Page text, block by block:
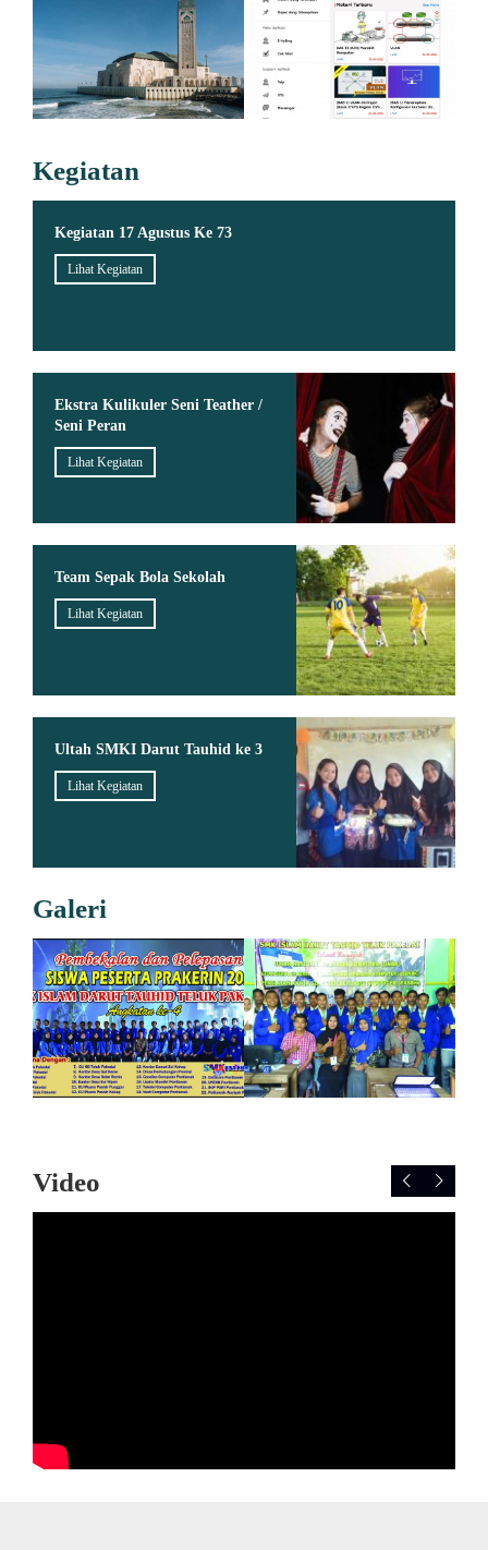
Kegiatan
Kegiatan 17 Agustus Ke 73
Lihat Kegiatan
Ekstra Kulikuler Seni Teather /
Seni Peran
Lihat Kegiatan
Team Sepak Bola Sekolah
Lihat Kegiatan
Ultah SMKI Darut Tauhid ke 3
Lihat Kegiatan
Galeri
Video